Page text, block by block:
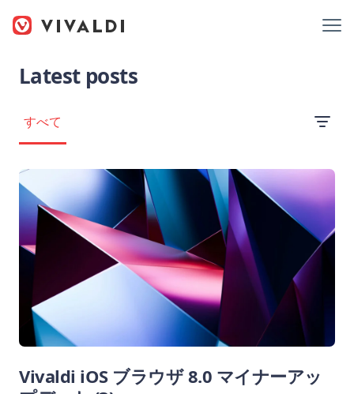
Latest posts
すべて
Vivaldi iOS ブラウザ 8.0 マイナーアッ